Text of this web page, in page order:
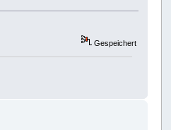
Gespeichert